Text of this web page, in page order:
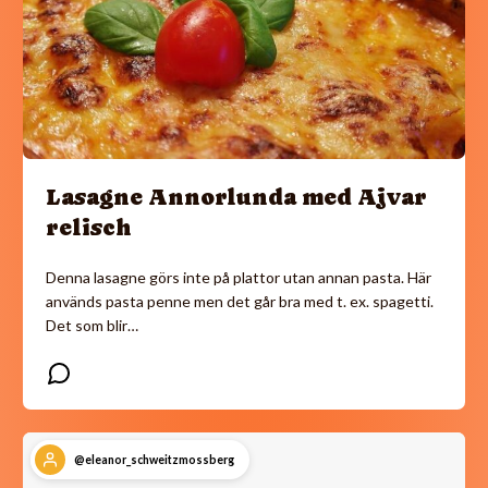
Lasagne Annorlunda med Ajvar
relisch
Denna lasagne görs inte på plattor utan annan pasta. Här
används pasta penne men det går bra med t. ex. spagetti.
Det som blir…
@eleanor_schweitzmossberg